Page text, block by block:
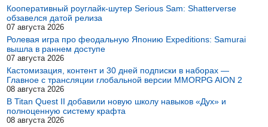
Кооперативный роуглайк-шутер Serious Sam: Shatterverse
обзавелся датой релиза
07 августа 2026
Ролевая игра про феодальную Японию Expeditions: Samurai
вышла в раннем доступе
07 августа 2026
Кастомизация, контент и 30 дней подписки в наборах —
Главное с трансляции глобальной версии MMORPG AION 2
08 августа 2026
В Titan Quest II добавили новую школу навыков «Дух» и
полноценную систему крафта
08 августа 2026